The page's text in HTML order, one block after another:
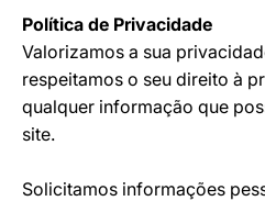
Política de Privacidade
Valorizamos a sua
respeitamos o seu direito à
qualquer informação que
site.
Solicitamos informações